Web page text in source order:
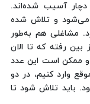
دچار آسیب شده‌اند.
می‌شود و تلاش شده
مشاغلی هم به‌طور
رفته که تا الان
و ممکن است این عدد
وارد کنیم، در دو
باید تلاش شود تا